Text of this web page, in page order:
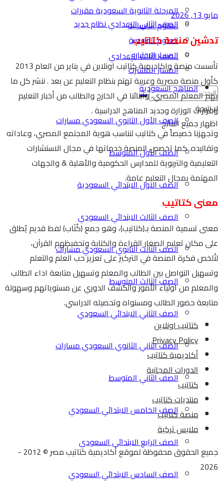
المرحلة الثانوية السعودية مقررات
العلوم الانسانية
العلوم الطبيعية
المسار الاختياري
المسار المشترك
لا نتيجة
اظهار جميع النتائج
الصف الثاني الاعدادي نظام جديد
الصف الثالث الاعدادي
المناهج السعودية
الصف الأول الثانوي السعودي مسارات
الصف الأول المتوسط
الصف الاول الابتدائي السعودية
الصف الثالث الابتدائي السعودي
الصف الثالث الثانوي السعودي مسارات
الصف الثالث المتوسط
الصف الثاني الابتدائي السعودي
الصف الثاني الثانوي السعودي مسارات
الصف الثاني المتوسط
الصف الخامس الابتدائي السعودي
الصف الرابع الابتدائي السعودي
الصف السادس الابتدائي السعودي
مايو 13, 2026
تدشين منصة كتاتيب
تأسست منصة واكاديمية كتاتيب اونلاين في يناير من العام 2013
كأول منصة مصرية وعربية تهتم بنظام التعليم عن بعد . ننشر كل ما
يهم المعلم المصري، وأبنائنا في الخارج والطالب من أخبار التعليم
وقرارات الوزارة وجديد المناهج الدراسية .
وتجهزنا خصيصاً في كتاتيب لنناسب هوية المجتمع المصري، وعاداته
وتقاليده. كما تخصص المنصة خدماتها في مجال الاستشارات
التعليمية والتربوية للمدارس الحكومية والأهلية & والجهات
المهتمة بمجال التعليم عامة.
معنى كتاتيب
معنى تسمية المنصة بـ(كتاتيب)، وهو جمع (كُتَاب) لفظ قديم يُطلق
على مكان تعليم الصغار القراءة والكتابة وتحفيظهم القرآن،
لتُلخص فكرة المنصة في التركيز على تعزيز حب العلم والتعلم
وتسهيل التواصل بين الطالب والمعلم وتسهيل متابعة اداء الطالب
والمعلم من اولياء الأمور والكشف الدوري عن مستوياتهم وسهولة
متابعة حضور الطالب ومستواه وتحصيله الدراسي.
كتاتيب اونلاين
Privacy Policy
أكاديمية كتاتيب
الدورات المجانية
كتاتيب
منتديات كتاتيب
منصة كتاتيب
ملابس تركية
جميع الحقوق محفوظة لموقع أكاديمية كتاتيب مصر © 2012 -
2026